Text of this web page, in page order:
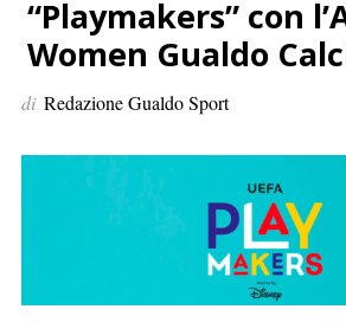
e
r
:
“Playmakers” con
Women Gualdo
di Redazione Gualdo Sport